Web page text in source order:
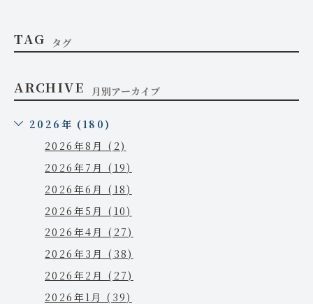
TAG タグ
ARCHIVE 月別アーカイブ
2026年 (180)
2026年8月 (2)
2026年7月 (19)
2026年6月 (18)
2026年5月 (10)
2026年4月 (27)
2026年3月 (38)
2026年2月 (27)
2026年1月 (39)